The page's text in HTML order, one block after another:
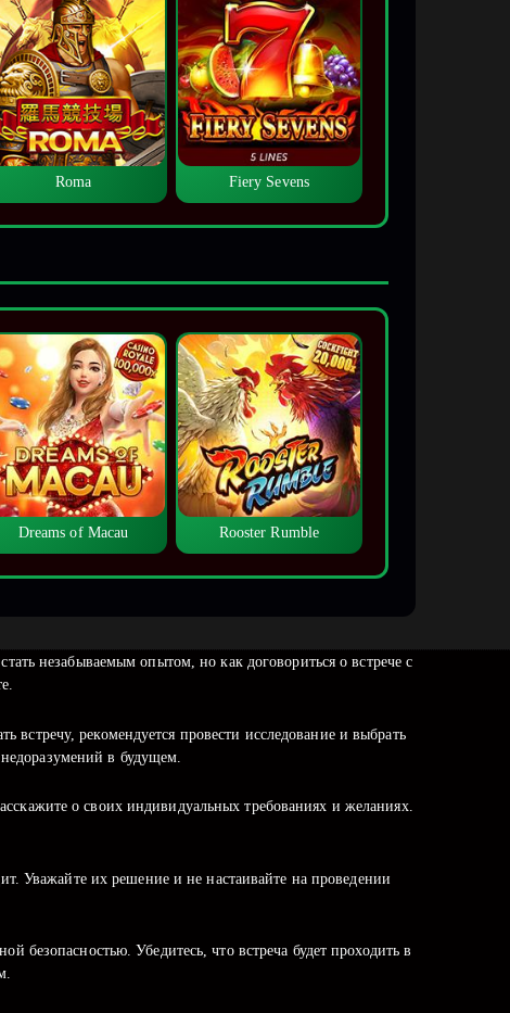
Roma Fiery Sevens
Dreams of Macau Rooster Rumble
незабываемым опытом, но как договориться о встрече с
встречу, рекомендуется провести исследование и выбрать
в будущем.
о своих индивидуальных требованиях и желаниях.
Уважайте их решение и не настаивайте на проведении
безопасностью. Убедитесь, что встреча будет проходить в